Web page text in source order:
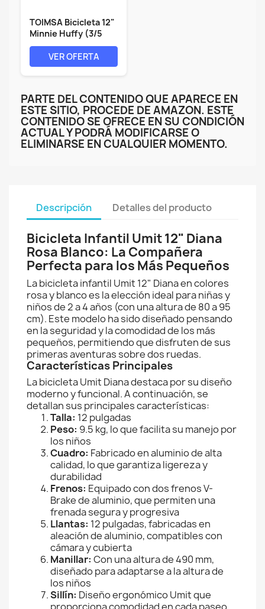
TOIMSA Bicicleta 12"
Minnie Huffy (3/5
años),...
VER OFERTA
PARTE DEL CONTENIDO QUE APARECE EN
ESTE SITIO, PROCEDE DE AMAZON. ESTE
CONTENIDO SE OFRECE EN SU CONDICIÓN
ACTUAL Y PODRÁ MODIFICARSE O
ELIMINARSE EN CUALQUIER MOMENTO.
Descripción Detalles del producto
Bicicleta Infantil Umit 12" Diana
Rosa Blanco: La Compañera
Perfecta para los Más Pequeños
La bicicleta infantil Umit 12" Diana en colores
rosa y blanco es la elección ideal para niñas y
niños de 2 a 4 años (con una altura de 80 a 95
cm). Este modelo ha sido diseñado pensando
en la seguridad y la comodidad de los más
pequeños, permitiendo que disfruten de sus
primeras aventuras sobre dos ruedas.
Características Principales
La bicicleta Umit Diana destaca por su diseño
moderno y funcional. A continuación, se
detallan sus principales características:
Talla: 12 pulgadas
Peso: 9.5 kg, lo que facilita su manejo por
los niños
Cuadro: Fabricado en aluminio de alta
calidad, lo que garantiza ligereza y
durabilidad
Frenos: Equipado con dos frenos V-
Brake de aluminio, que permiten una
frenada segura y progresiva
Llantas: 12 pulgadas, fabricadas en
aleación de aluminio, compatibles con
cámara y cubierta
Manillar: Con una altura de 490 mm,
diseñado para adaptarse a la altura de
los niños
Sillín: Diseño ergonómico Umit que